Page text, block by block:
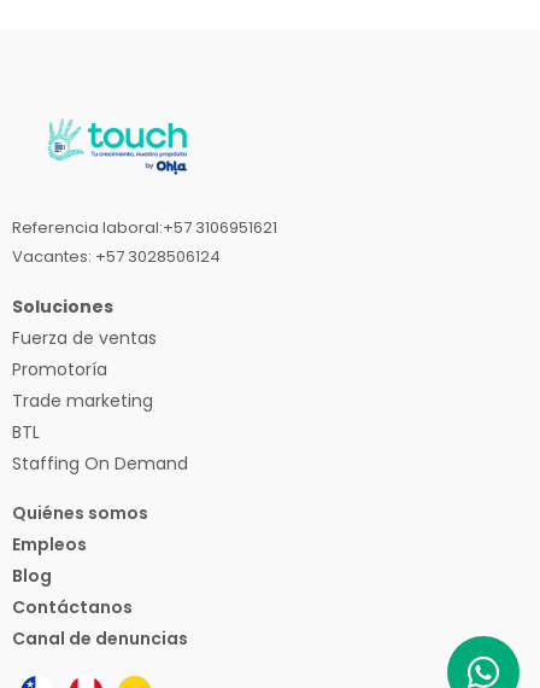
Referencia laboral:+57 3106951621
Vacantes: +57 3028506124
Soluciones
Fuerza de ventas
Promotoría
Trade marketing
BTL
Staffing On Demand
Quiénes somos
Empleos
Blog
Contáctanos
Canal de denuncias